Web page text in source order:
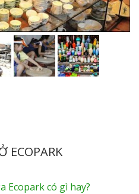
ECOPARK
Ecopark có gì hay?